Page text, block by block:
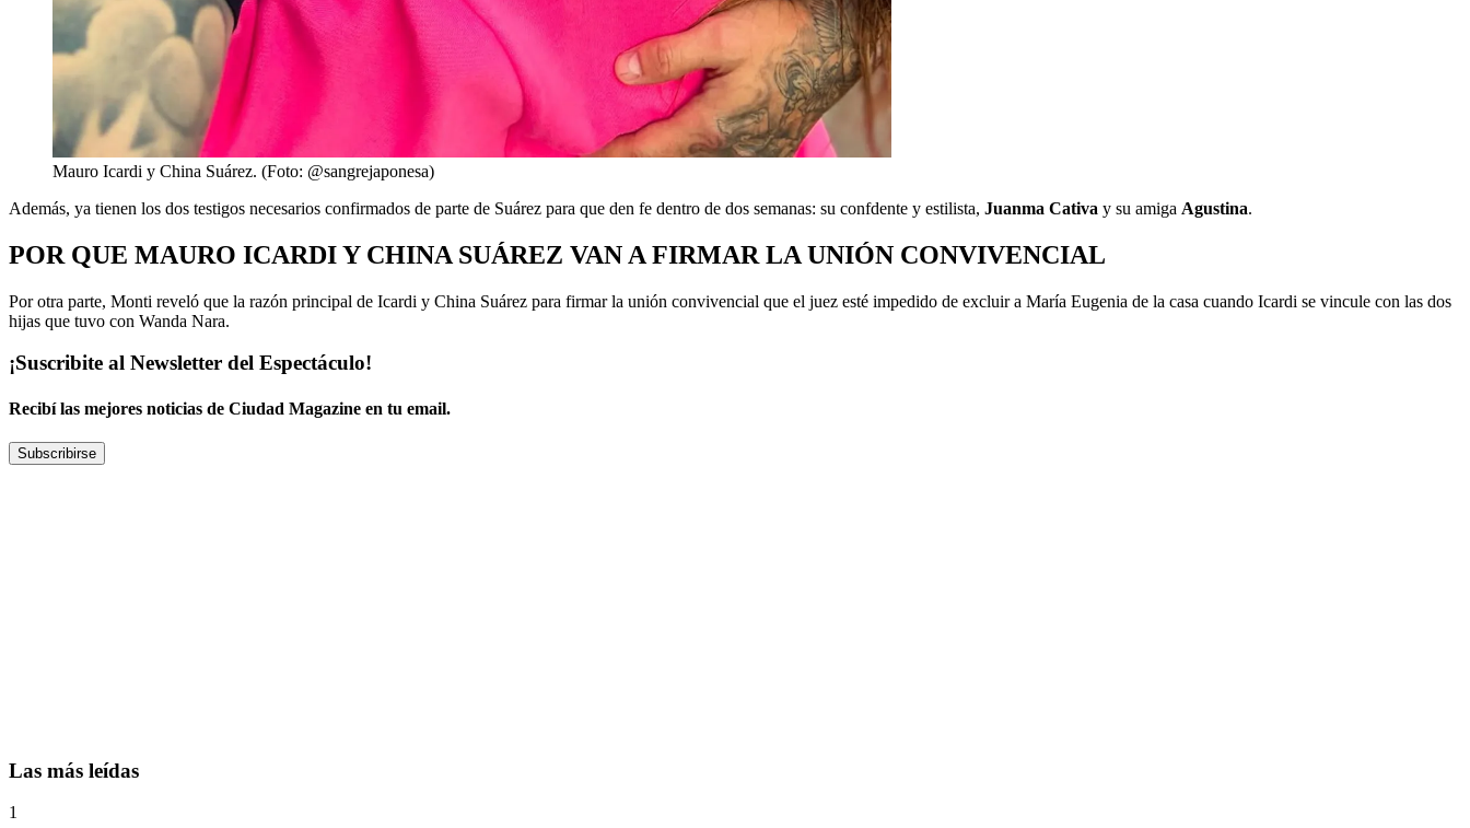
Mauro Icardi y China Suárez. (Foto: @sangrejaponesa)
Además, ya tienen los dos testigos necesarios confirmados de parte de Suárez para que den fe dentro de dos semanas: su confdente y estilista, Juanma Cativa y su amiga Agustina.
POR QUE MAURO ICARDI Y CHINA SUÁREZ VAN A FIRMAR LA UNIÓN CONVIVENCIAL
Por otra parte, Monti reveló que la razón principal de Icardi y China Suárez para firmar la unión convivencial que el juez esté impedido de excluir a María Eugenia de la casa cuando Icardi se vincule con las dos
hijas que tuvo con Wanda Nara.
¡Suscribite al Newsletter del Espectáculo!
Recibí las mejores noticias de Ciudad Magazine en tu email.
Subscribirse
Las más leídas
1